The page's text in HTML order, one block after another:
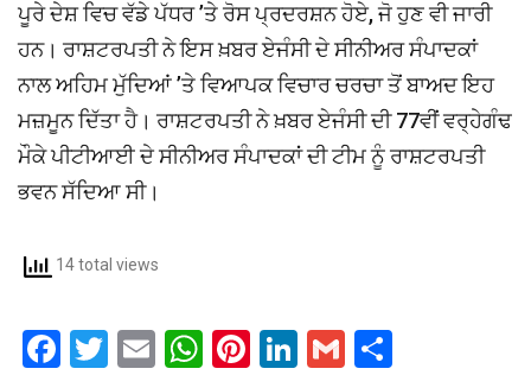
ਪੂਰੇ ਦੇਸ਼ ਵਿਚ ਵੱਡੇ ਪੱਧਰ ’ਤੇ ਰੋਸ ਪ੍ਰਦਰਸ਼ਨ ਹੋਏ, ਜੋ ਹੁਣ ਵੀ ਜਾਰੀ
ਹਨ। ਰਾਸ਼ਟਰਪਤੀ ਨੇ ਇਸ ਖ਼ਬਰ ਏਜੰਸੀ ਦੇ ਸੀਨੀਅਰ ਸੰਪਾਦਕਾਂ
ਨਾਲ ਅਹਿਮ ਮੁੱਦਿਆਂ ’ਤੇ ਵਿਆਪਕ ਵਿਚਾਰ ਚਰਚਾ ਤੋਂ ਬਾਅਦ ਇਹ
ਮਜ਼ਮੂਨ ਦਿੱਤਾ ਹੈ। ਰਾਸ਼ਟਰਪਤੀ ਨੇ ਖ਼ਬਰ ਏਜੰਸੀ ਦੀ 77ਵੀਂ ਵਰ੍ਹੇਗੰਢ
ਮੌਕੇ ਪੀਟੀਆਈ ਦੇ ਸੀਨੀਅਰ ਸੰਪਾਦਕਾਂ ਦੀ ਟੀਮ ਨੂੰ ਰਾਸ਼ਟਰਪਤੀ
ਭਵਨ ਸੱਦਿਆ ਸੀ।
14 total views
F
T
E
W Pi Li
G